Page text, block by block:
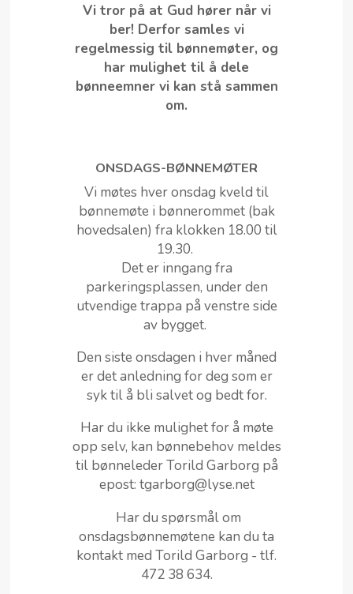
Vi tror på at Gud hører når vi
ber! Derfor samles vi
regelmessig til bønnemøter, og
har mulighet til å dele
bønneemner vi kan stå sammen
om.
ONSDAGS-BØNNEMØTER
Vi møtes hver onsdag kveld til
bønnemøte i bønnerommet (bak
hovedsalen) fra klokken 18.00 til
19.30.
Det er inngang fra
parkeringsplassen, under den
utvendige trappa på venstre side
av bygget.
Den siste onsdagen i hver måned
er det anledning for deg som er
syk til å bli salvet og bedt for.
Har du ikke mulighet for å møte
opp selv, kan bønnebehov meldes
til bønneleder Torild Garborg på
epost: tgarborg@lyse.net
Har du spørsmål om
onsdagsbønnemøtene kan du ta
kontakt med Torild Garborg - tlf.
472 38 634.